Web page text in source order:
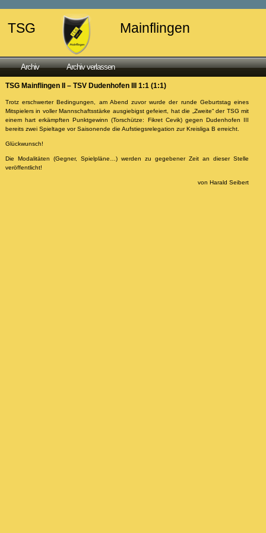
TSG Mainflingen
Archiv Archiv verlassen
TSG Mainflingen II – TSV Dudenhofen III 1:1 (1:1)
Trotz erschwerter Bedingungen, am Abend zuvor wurde der runde Geburtstag eines
Mitspielers in voller Mannschaftsstärke ausgiebigst gefeiert, hat die „Zweite“ der TSG mit
einem hart erkämpften Punktgewinn (Torschütze: Fikret Cevik) gegen Dudenhofen III
bereits zwei Spieltage vor Saisonende die Aufstiegsrelegation zur Kreisliga B erreicht.
Glückwunsch!
Die Modalitäten (Gegner, Spielpläne…) werden zu gegebener Zeit an dieser Stelle
veröffentlicht!
von Harald Seibert